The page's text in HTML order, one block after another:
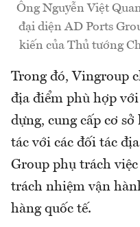
Ông Nguyễn Việt
đại diện AD Ports
kiến của Thủ tướng
Trong đó, Vingroup
địa điểm phù hợp với
dựng, cung cấp cơ
tác với các đối tác
Group phụ trách
trách nhiệm vận
hàng quốc tế.